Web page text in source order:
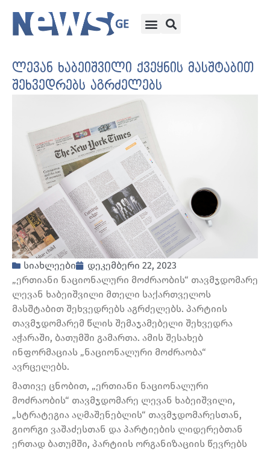
ლევან ხაბეიშვილი ქვეყნის მასშტაბით
შეხვედრებს აგრძელებს
სიახლეები
დეკემბერი 22, 2023
„ერთიანი ნაციონალური მოძრაობის“ თავმჯდომარე
ლევან ხაბეიშვილი მთელი საქართველოს
მასშტაბით შეხვედრებს აგრძელებს. პარტიის
თავმჯდომარემ წლის შემაჯამებელი შეხვედრა
აჭარაში, ბათუმში გამართა. ამის შესახებ
ინფორმაციას „ნაციონალური მოძრაობა“
ავრცელებს.
მათივე ცნობით, „ერთიანი ნაციონალური
მოძრაობის“ თავმჯდომარე ლევან ხაბეიშვილი,
„სტრატეგია აღმაშენებლის“ თავმჯდომარესთან,
გიორგი ვაშაძესთან და პარტიების ლიდერებთან
ერთად ბათუმში, პარტიის ორგანიზაციის წევრებს